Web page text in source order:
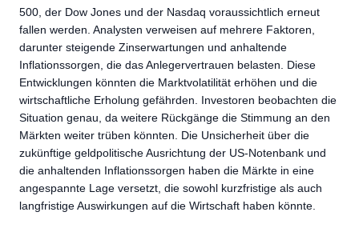
500, der Dow Jones und der Nasdaq voraussichtlich erneut
fallen werden. Analysten verweisen auf mehrere Faktoren,
darunter steigende Zinserwartungen und anhaltende
Inflationssorgen, die das Anlegervertrauen belasten. Diese
Entwicklungen könnten die Marktvolatilität erhöhen und die
wirtschaftliche Erholung gefährden. Investoren beobachten die
Situation genau, da weitere Rückgänge die Stimmung an den
Märkten weiter trüben könnten. Die Unsicherheit über die
zukünftige geldpolitische Ausrichtung der US-Notenbank und
die anhaltenden Inflationssorgen haben die Märkte in eine
angespannte Lage versetzt, die sowohl kurzfristige als auch
langfristige Auswirkungen auf die Wirtschaft haben könnte.